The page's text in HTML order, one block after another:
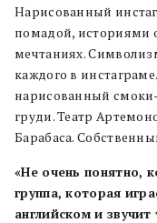
Нарисованный
помадой, историями
мечтаниях.
каждого в
нарисованный
груди. Театр
Барабаса.
«Не очень понятно,
группа, которая
английском и